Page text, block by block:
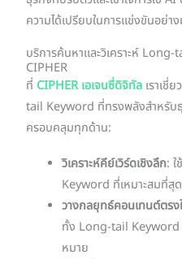
ความได้เปรียบในการแข่งขันอย่า
บริการค้นหาและวิเคราะห์
CIPHER
ที่ CIPHER เอเจนซี่ดิจิทัล เราเชี่
tail Keyword ที่ทรงพลังสำหรับ
ครอบคลุมทุกด้าน:
วิเคราะห์คีย์เวิร์ดเชิงลึก:
Keyword ที่เหมาะสมที่
วางกลยุทธ์คอนเทนต์ตรง
ทั้ง Long-tail Keyword
หมาย